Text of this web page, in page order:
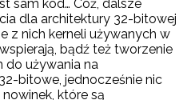
sam kod… Cóż, dalsze
dla architektury 32-bitowej
z nich kerneli używanych w
bądź też tworzenie
do używania na
bitowe, jednocześnie nic
które są